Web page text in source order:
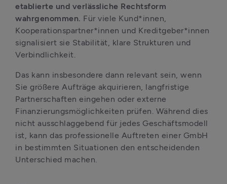
etablierte und verlässliche Rechtsform
wahrgenommen. Für viele Kund*innen,
Kooperationspartner*innen und Kreditgeber*innen
signalisiert sie Stabilität, klare Strukturen und
Verbindlichkeit.
Das kann insbesondere dann relevant sein, wenn
Sie größere Aufträge akquirieren, langfristige
Partnerschaften eingehen oder externe
Finanzierungsmöglichkeiten prüfen. Während dies
nicht ausschlaggebend für jedes Geschäftsmodell
ist, kann das professionelle Auftreten einer GmbH
in bestimmten Situationen den entscheidenden
Unterschied machen.